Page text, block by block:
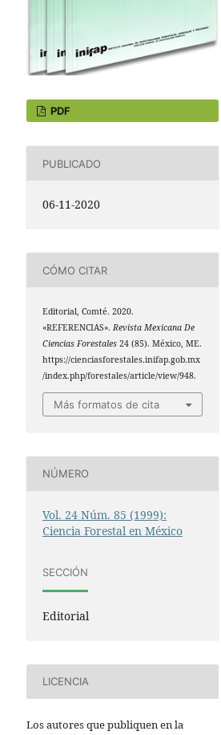
PDF
PUBLICADO
06-11-2020
CÓMO CITAR
Editorial, Comté. 2020.
«REFERENCIAS».Revista Mexicana De
Ciencias Forestales 24 (85). México, ME.
https://cienciasforestales.inifap.gob.mx
/index.php/forestales/article/view/948.
Más formatos de cita
NÚMERO
Vol. 24 Núm. 85 (1999):
Ciencia Forestal en México
SECCIÓN
Editorial
LICENCIA
Los autores que publiquen en la